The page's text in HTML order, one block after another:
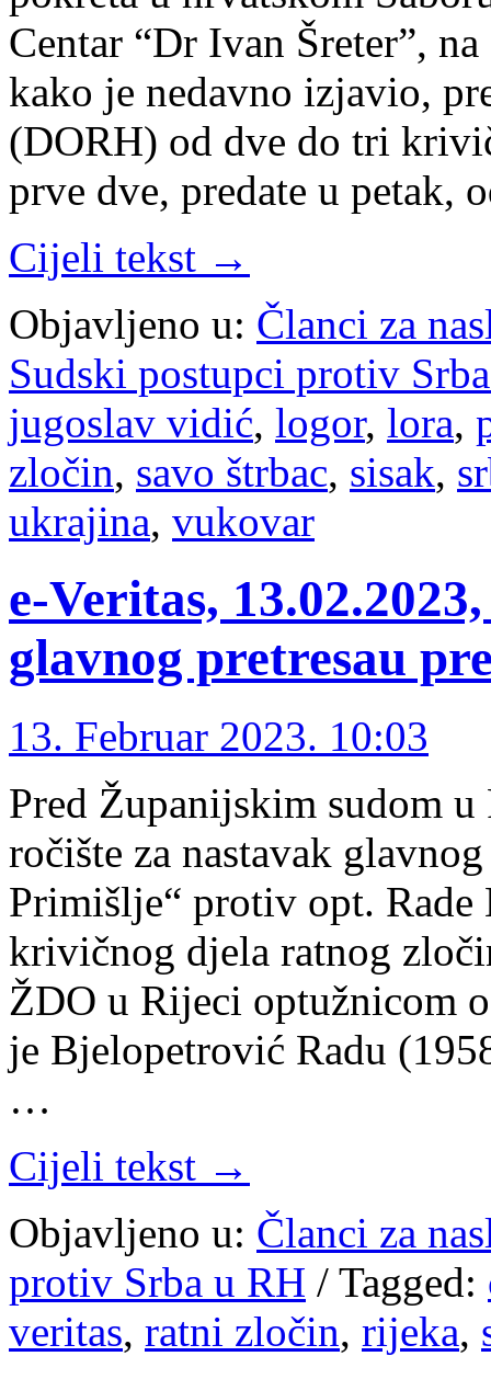
Centar “Dr Ivan Šreter”,
kako je nedavno izjavio,
(DORH) od dve do tri
prve dve, predate u petak,
Cijeli tekst →
Objavljeno u: Članci za
Sudski postupci protiv
jugoslav vidić, logor, lora,
zločin, savo štrbac, sisak,
ukrajina, vukovar
e-Veritas,
glavnog pretresau
13. Februar 2023. 10:03
Pred Županijskim sudom u
ročište za nastavak
Primišlje“ protiv opt.
krivičnog djela ratnog
ŽDO u Rijeci optužnicom
je Bjelopetrović Radu
…
Cijeli tekst →
Objavljeno u: Članci za
protiv Srba u RH / Tagged:
veritas, ratni zločin, rijeka,